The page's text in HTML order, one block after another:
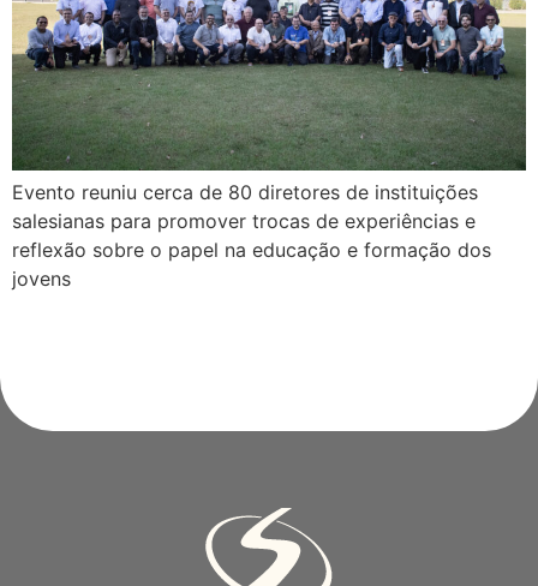
Evento reuniu cerca de 80 diretores de instituições
salesianas para promover trocas de experiências e
reflexão sobre o papel na educação e formação dos
jovens